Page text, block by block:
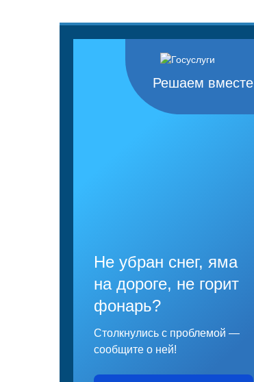
Решаем вместе
Не убран снег, яма
на дороге, не горит
фонарь?
Столкнулись с проблемой —
сообщите о ней!